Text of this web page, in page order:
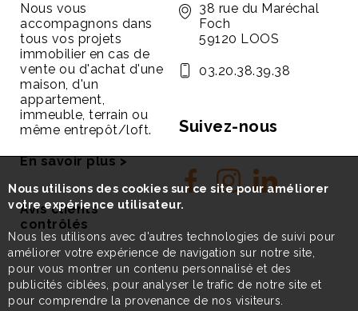
Nous vous
accompagnons dans
tous vos projets
immobilier en cas de
vente ou d'achat d'une
maison, d'un
appartement,
immeuble, terrain ou
même entrepôt/loft.
En savoir plus >
Avis clients
contrôlés
38 rue du Maréchal
Foch
59120 LOOS
03.20.38.39.38
Suivez-nous
Nous utilisons des cookies sur ce site pour améliorer
votre expérience utilisateur.
Nous les utilisons avec d'autres technologies de suivi pour
améliorer votre expérience de navigation sur notre site,
pour vous montrer un contenu personnalisé et des
publicités ciblées, pour analyser le trafic de notre site et
pour comprendre la provenance de nos visiteurs.